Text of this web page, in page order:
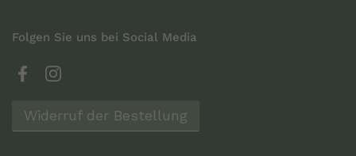
Folgen Sie uns bei Social Media
FacebookInstagram
Widerruf der Bestellung